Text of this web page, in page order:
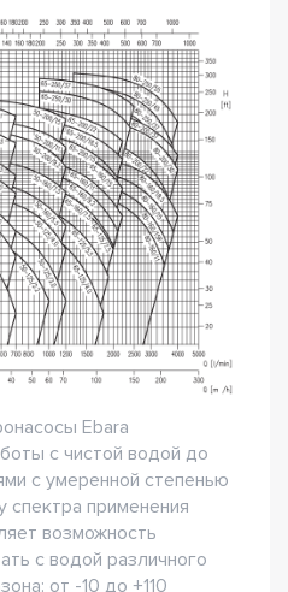
Ebara
с чистой водой до
с умеренной степенью
спектра применения
возможность
с водой различного
от -10 до +110